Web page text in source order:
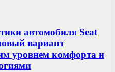
автомобиля Seat
вариант
уровнем комфорта и